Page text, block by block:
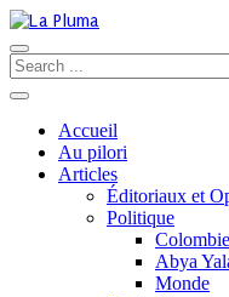
Accueil
Au pilori
Articles
Éditoriaux et
Politique
Colombie
Abya
Monde